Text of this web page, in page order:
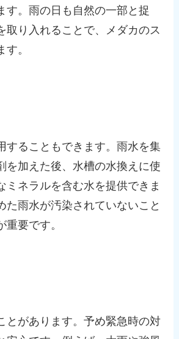
す。雨の日も自然の一部と捉
取り入れることで、メダカのス
す。
することもできます。雨水を集
を加えた後、水槽の水換えに使
ミネラルを含む水を提供できま
た雨水が汚染されていないこと
重要です。
とがあります。予め緊急時の対